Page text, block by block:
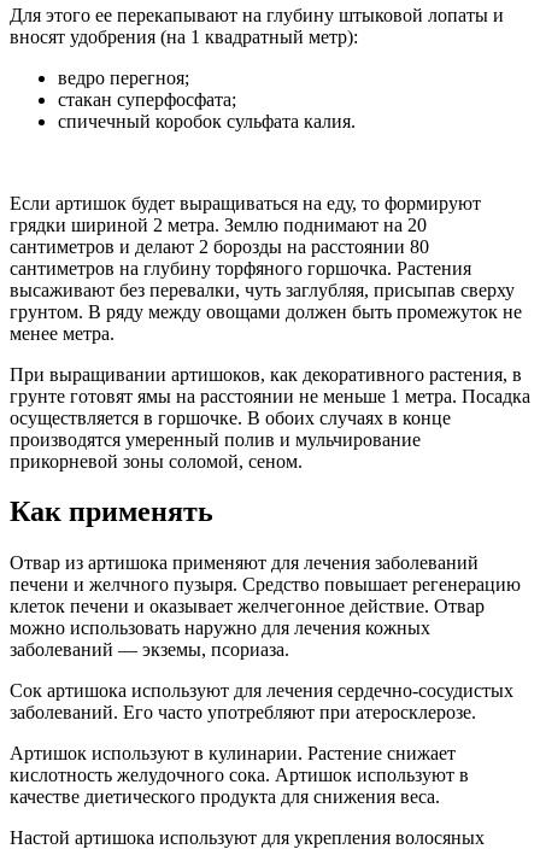
Для этого ее перекапывают на глубину штыковой лопаты и
вносят удобрения (на 1 квадратный метр):
ведро перегноя;
стакан суперфосфата;
спичечный коробок сульфата калия.
Если артишок будет выращиваться на еду, то формируют
грядки шириной 2 метра. Землю поднимают на 20
сантиметров и делают 2 борозды на расстоянии 80
сантиметров на глубину торфяного горшочка. Растения
высаживают без перевалки, чуть заглубляя, присыпав сверху
грунтом. В ряду между овощами должен быть промежуток не
менее метра.
При выращивании артишоков, как декоративного растения, в
грунте готовят ямы на расстоянии не меньше 1 метра. Посадка
осуществляется в горшочке. В обоих случаях в конце
производятся умеренный полив и мульчирование
прикорневой зоны соломой, сеном.
Как применять
Отвар из артишока применяют для лечения заболеваний
печени и желчного пузыря. Средство повышает регенерацию
клеток печени и оказывает желчегонное действие. Отвар
можно использовать наружно для лечения кожных
заболеваний — экземы, псориаза.
Сок артишока используют для лечения сердечно-сосудистых
заболеваний. Его часто употребляют при атеросклерозе.
Артишок используют в кулинарии. Растение снижает
кислотность желудочного сока. Артишок используют в
качестве диетического продукта для снижения веса.
Настой артишока используют для укрепления волосяных